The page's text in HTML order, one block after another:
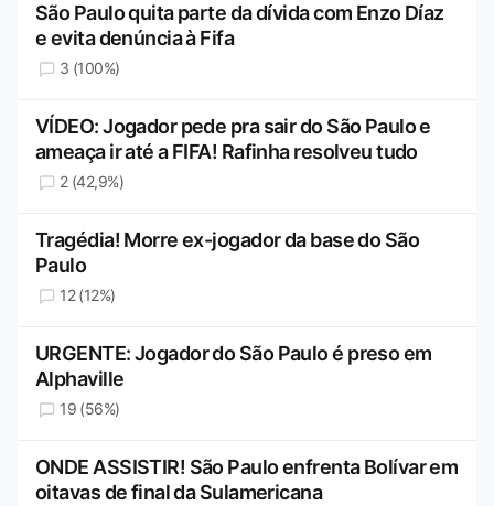
São Paulo quita parte da dívida com Enzo Díaz
e evita denúncia à Fifa
3 (100%)
VÍDEO: Jogador pede pra sair do São Paulo e
ameaça ir até a FIFA! Rafinha resolveu tudo
2 (42,9%)
Tragédia! Morre ex-jogador da base do São
Paulo
12 (12%)
URGENTE: Jogador do São Paulo é preso em
Alphaville
19 (56%)
ONDE ASSISTIR! São Paulo enfrenta Bolívar em
oitavas de final da Sulamericana